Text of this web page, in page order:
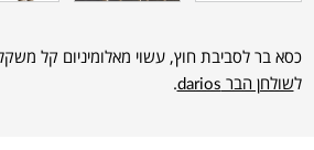
כסא בר לסביבת חוץ, עשוי מאלומיניום קל
לשולחן הבר darios .